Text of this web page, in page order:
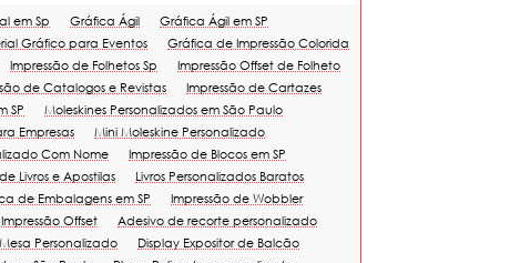
em Sp Gráfica Ágil
Gráfica Ágil em SP
Gráfico para Eventos
Gráfica de Impressão Colorida
Impressão de Folhetos Sp
Impressão Offset de Folheto
de Catalogos e Revistas
Impressão de Cartazes
SP
Moleskines Personalizados em São Paulo
Empresas
Mini Moleskine Personalizado
Com Nome
Impressão de Blocos em SP
Livros e Apostilas
Livros Personalizados Baratos
de Embalagens em SP
Impressão de Wobbler
Offset
Adesivo de recorte personalizado
Personalizado
Display Expositor de Balcão